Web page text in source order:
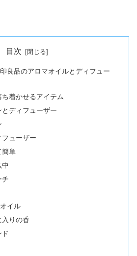
目次
良品のアロマオイルとディフュー
ち着かせるアイテム
ディフューザー
ューザー
簡単
チ
イル
りの香
ド